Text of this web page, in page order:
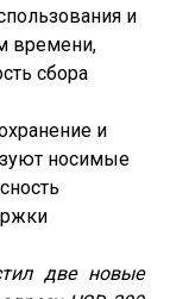
и
времени,
сбора
и
носимые
две новые